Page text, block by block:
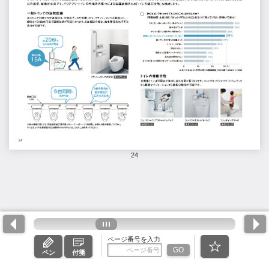
24
ペン 付箋
ページ番号を入力
GO